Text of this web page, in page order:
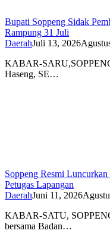
Bupati Soppeng Sidak
Rampung 31 Juli
DaerahJuli 13, 2026
KABAR-
Haseng, SE…
Soppeng Resmi
Petugas Lapangan
DaerahJuni 11, 2026
KABAR-SATU,
bersama Badan…